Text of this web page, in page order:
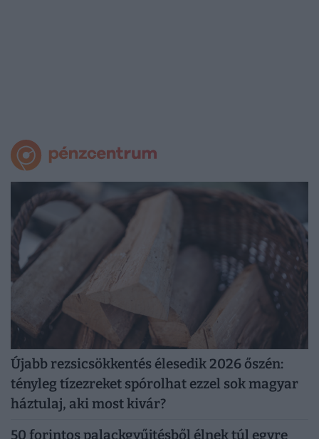
Újabb rezsicsökkentés élesedik 2026 őszén:
tényleg tízezreket spórolhat ezzel sok magyar
háztulaj, aki most kivár?
50 forintos palackgyűjtésből élnek túl egyre